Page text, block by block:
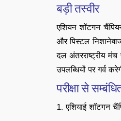
बड़ी तस्वीर
एशियन शॉटगन
और पिस्टल
दल अंतरराष्ट्रीय
उपलब्धियों पर गर्व
परीक्षा से
1. एशियाई शॉटगन